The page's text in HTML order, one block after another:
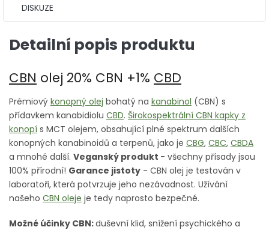
DISKUZE
Detailní popis produktu
CBN olej 20% CBN +1% CBD
Prémiový konopný olej bohatý na kanabinol (CBN) s
přídavkem kanabidiolu CBD. Širokospektrální CBN kapky z
konopí s MCT olejem, obsahující plné spektrum dalších
konopných kanabinoidů a terpenů, jako je CBG, CBC, CBDA
a mnohé další. Veganský produkt - všechny přísady jsou
100% přírodní! Garance jistoty - CBN olej je testován v
laboratoři, která potvrzuje jeho nezávadnost. Užívání
našeho CBN oleje je tedy naprosto bezpečné.
Možné účinky CBN:duševní klid, snížení psychického a